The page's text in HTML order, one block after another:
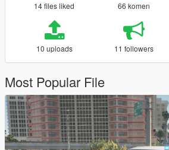
14 files liked 66 komen
10 uploads 11 followers
Most Popular File